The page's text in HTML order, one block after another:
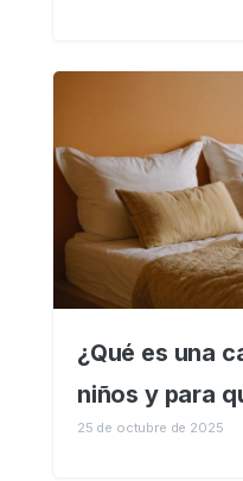
¿Qué es una
niños y para
25 de octubre de 2025